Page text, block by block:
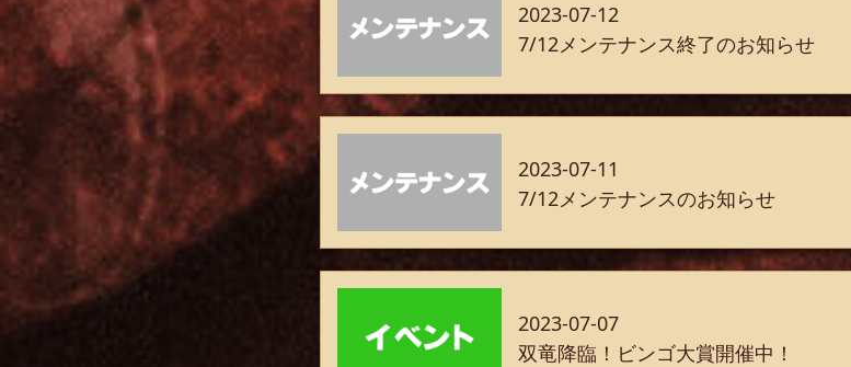
2023-07-12
7/12メンテナンス終了のお知らせ
2023-07-11
7/12メンテナンスのお知らせ
2023-07-07
双竜降臨！ビンゴ大賞開催中！